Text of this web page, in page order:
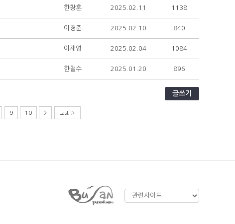
한창훈 2025.02.11 1138
이경준 2025.02.10 840
이재영 2025.02.04 1084
한철수 2025.01.20 896
글쓰기
9 10 > Last ›